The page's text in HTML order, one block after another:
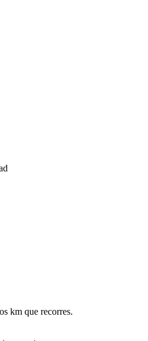
km que recorres.